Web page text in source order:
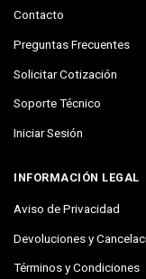
Contacto
Preguntas Frecuentes
Solicitar Cotización
Soporte Técnico
Iniciar Sesión
INFORMACIÓN LEGAL
Aviso de Privacidad
Devoluciones y
Términos y Condiciones